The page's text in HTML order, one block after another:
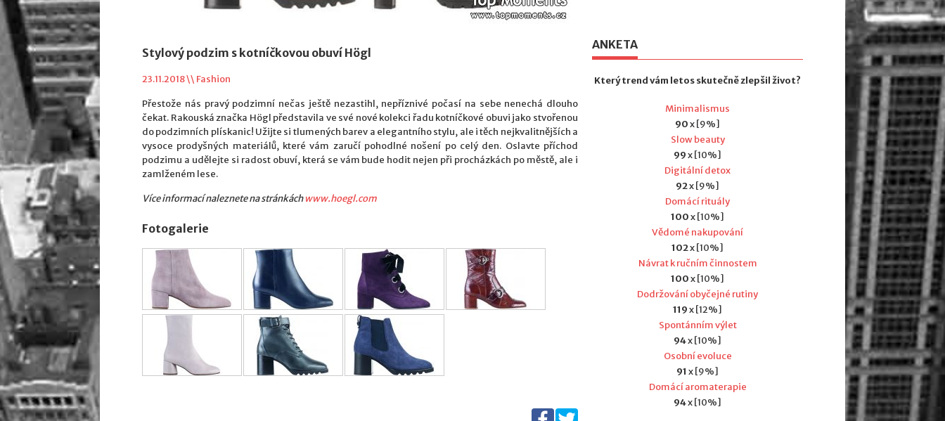
Stylový podzim s kotníčkovou obuví Högl
23.11.2018 \\ Fashion
Přestože nás pravý podzimní nečas ještě nezastihl, nepříznivé počasí na sebe nenechá dlouho
čekat. Rakouská značka Högl představila ve své nové kolekci řadu kotníčkové obuvi jako stvořenou
do podzimních plískanic! Užijte si tlumených barev a elegantního stylu, ale i těch nejkvalitnějších a
vysoce prodyšných materiálů, které vám zaručí pohodlné nošení po celý den. Oslavte příchod
podzimu a udělejte si radost obuví, která se vám bude hodit nejen při procházkách po městě, ale i
zamlženém lese.
Více informací naleznete na stránkáchwww.hoegl.com
Fotogalerie
ANKETA
Který trend vám letos skutečně zlepšil život?
Minimalismus
90x [9%]
Slow beauty
99x [10%]
Digitální detox
92x [9%]
Domácí rituály
100x [10%]
Vědomé nakupování
102x [10%]
Návrat k ručním činnostem
100x [10%]
Dodržování obyčejné rutiny
119x [12%]
Spontánním výlet
94x [10%]
Osobní evoluce
91 x [9%]
Domácí aromaterapie
94x [10%]